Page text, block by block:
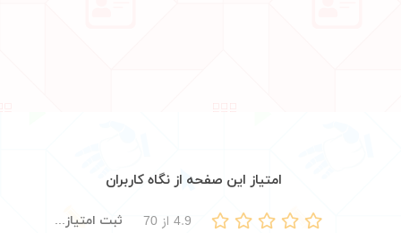
امتیاز این صفحه از نگاه کاربران
4.9 از 70 ثبت امتیاز...